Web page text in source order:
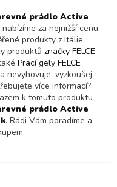
prádlo Active
nabízíme za nejnižší cenu
produkty z Itálie.
produktů značky FELCE
Prací gely FELCE
nevyhovuje, vyzkoušej
více informací?
k tomuto produktu
prádlo Active
. Rádi Vám poradíme a